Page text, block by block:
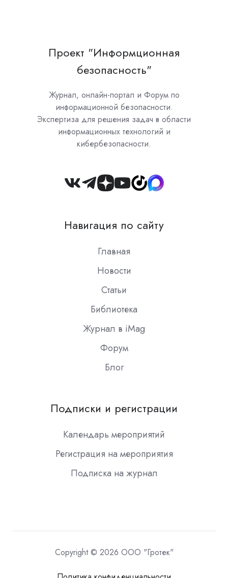
Проект "Информционная
безопасность"
Журнал, онлайн-портал и Форум по
информационной безопасности.
Экспертиза для решения задач в области
информационных технологий и
кибербезопасности.
Join
Slack
Навигация по сайту
Главная
Новости
Статьи
Библиотека
Журнал в iMag
Форум
Блог
Подписки и регистрации
Календарь мероприятий
Регистрация на мероприятия
Подписка на журнал
Copyright © 2026 ООО "Гротек"